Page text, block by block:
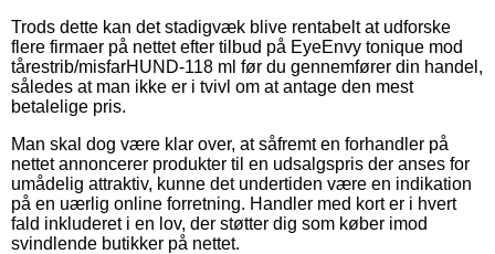
Trods dette kan det stadigvæk blive rentabelt at udforske
flere firmaer på nettet efter tilbud på EyeEnvy tonique mod
tårestrib/misfarHUND-118 ml før du gennemfører din handel,
således at man ikke er i tvivl om at antage den mest
betalelige pris.
Man skal dog være klar over, at såfremt en forhandler på
nettet annoncerer produkter til en udsalgspris der anses for
umådelig attraktiv, kunne det undertiden være en indikation
på en uærlig online forretning. Handler med kort er i hvert
fald inkluderet i en lov, der støtter dig som køber imod
svindlende butikker på nettet.